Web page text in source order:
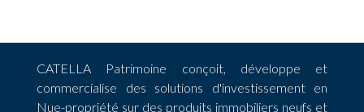
CATELLA Patrimoine conçoit, développe et
commercialise des solutions d'investissement en
Nue-propriété sur des produits immobiliers neufs et